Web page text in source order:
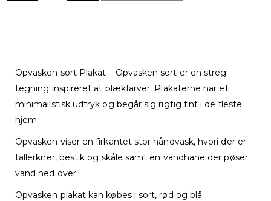
Opvasken sort Plakat – Opvasken sort er en streg-
tegning inspireret at blækfarver. Plakaterne har et
minimalistisk udtryk og begår sig rigtig fint i de fleste
hjem.
Opvasken viser en firkantet stor håndvask, hvori der er
tallerkner, bestik og skåle samt en vandhane der pøser
vand ned over.
Opvasken plakat kan købes i sort, rød og blå